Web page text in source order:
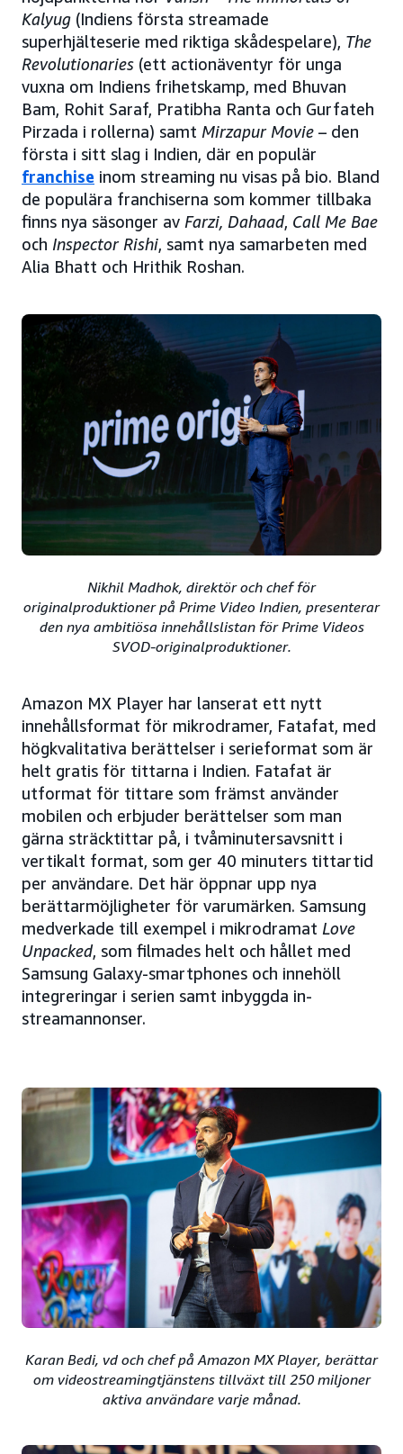
Kalyug (Indiens första streamade
superhjälteserie med riktiga skådespelare), The
Revolutionaries (ett actionäventyr för unga
vuxna om Indiens frihetskamp, med Bhuvan
Bam, Rohit Saraf, Pratibha Ranta och Gurfateh
Pirzada i rollerna) samt Mirzapur Movie – den
första i sitt slag i Indien, där en populär
franchise inom streaming nu visas på bio. Bland
de populära franchiserna som kommer tillbaka
finns nya säsonger av Farzi, Dahaad, Call Me Bae
och Inspector Rishi, samt nya samarbeten med
Alia Bhatt och Hrithik Roshan.
Nikhil Madhok, direktör och chef för
originalproduktioner på Prime Video Indien, presenterar
den nya ambitiösa innehållslistan för Prime Videos
SVOD-originalproduktioner.
Amazon MX Player har lanserat ett nytt
innehållsformat för mikrodramer, Fatafat, med
högkvalitativa berättelser i serieformat som är
helt gratis för tittarna i Indien. Fatafat är
utformat för tittare som främst använder
mobilen och erbjuder berättelser som man
gärna sträcktittar på, i tvåminutersavsnitt i
vertikalt format, som ger 40 minuters tittartid
per användare. Det här öppnar upp nya
berättarmöjligheter för varumärken. Samsung
medverkade till exempel i mikrodramat Love
Unpacked, som filmades helt och hållet med
Samsung Galaxy-smartphones och innehöll
integreringar i serien samt inbyggda in-
streamannonser.
Karan Bedi, vd och chef på Amazon MX Player, berättar
om videostreamingtjänstens tillväxt till 250 miljoner
aktiva användare varje månad.